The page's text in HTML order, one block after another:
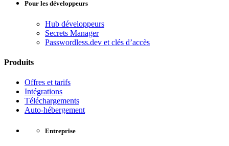
Pour les développeurs
Hub développeurs
Secrets Manager
Passwordless.dev et clés d’accès
Produits
Offres et tarifs
Intégrations
Téléchargements
Auto-hébergement
Entreprise